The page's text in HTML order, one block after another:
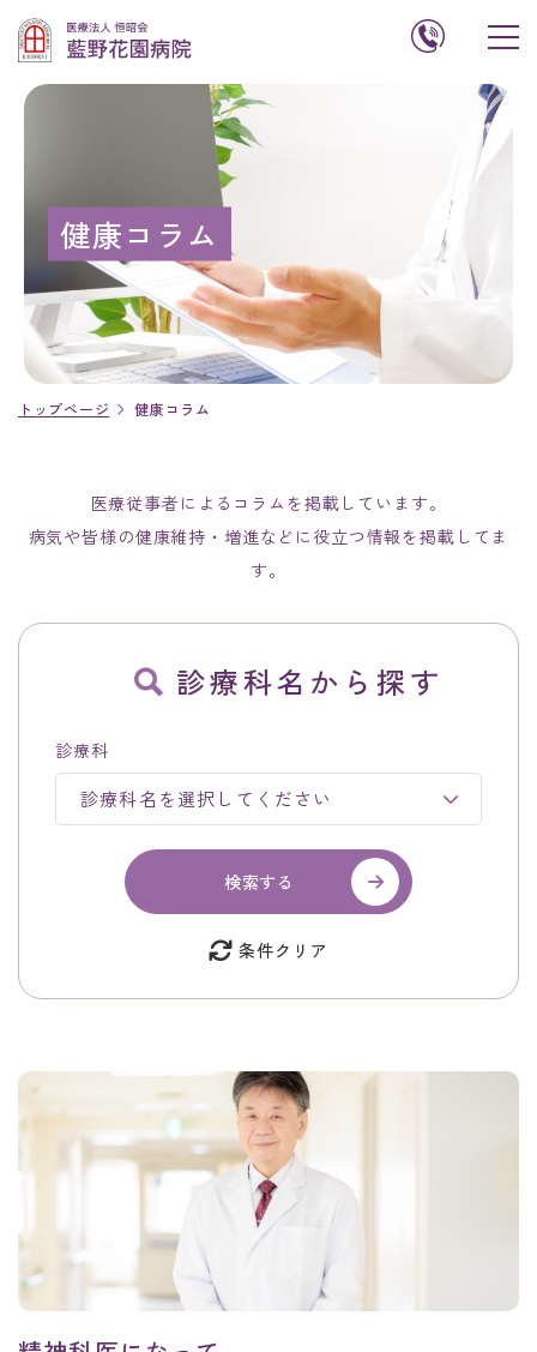
健康コラム
トップページ 健康コラム
医療従事者によるコラムを掲載しています。
病気や皆様の健康維持・増進などに役立つ情報を掲載してま
す。
診療科名から探す
診療科
検索する
条件クリア